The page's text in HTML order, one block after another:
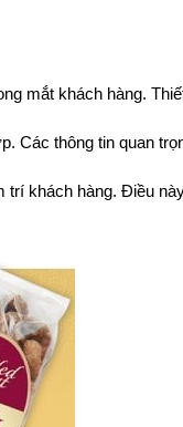
mắt khách hàng.
Các thông tin quan
trí khách hàng. Điều